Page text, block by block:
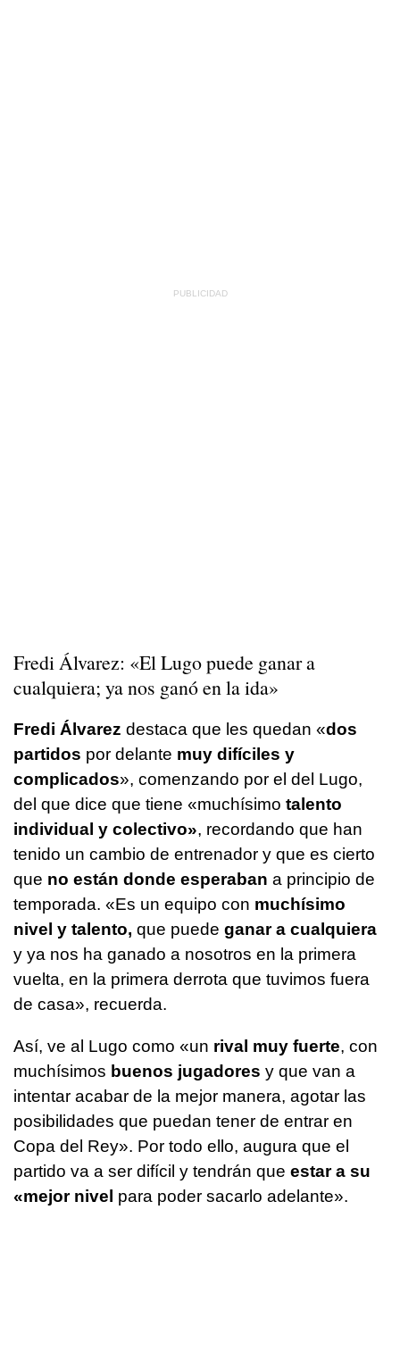
Fredi Álvarez: «El Lugo puede ganar a
cualquiera; ya nos ganó en la ida»
Fredi Álvarez destaca que les quedan «dos
partidos por delante muy difíciles y
complicados», comenzando por el del Lugo,
del que dice que tiene «muchísimo talento
individual y colectivo», recordando que han
tenido un cambio de entrenador y que es cierto
que no están donde esperaban a principio de
temporada. «Es un equipo con muchísimo
nivel y talento, que puede ganar a cualquiera
y ya nos ha ganado a nosotros en la primera
vuelta, en la primera derrota que tuvimos fuera
de casa», recuerda.
Así, ve al Lugo como «un rival muy fuerte, con
muchísimos buenos jugadores y que van a
intentar acabar de la mejor manera, agotar las
posibilidades que puedan tener de entrar en
Copa del Rey». Por todo ello, augura que el
partido va a ser difícil y tendrán que estar a su
«mejor nivel para poder sacarlo adelante».